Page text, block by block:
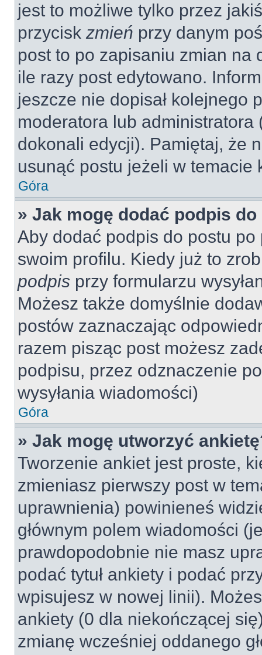
jest to możliwe tylko przez
przycisk zmień przy danym
post to po zapisaniu zmian na
ile razy post edytowano.
jeszcze nie dopisał kolejnego
moderatora lub
dokonali edycji). Pamiętaj, że
usunąć postu jeżeli w temacie
Góra
» Jak mogę dodać podpis
Aby dodać podpis do postu
swoim profilu. Kiedy już to
podpis przy formularzu
Możesz także domyślnie
postów zaznaczając
razem pisząc post możesz
podpisu, przez odznaczenie
wysyłania wiadomości)
Góra
» Jak mogę utworzyć
Tworzenie ankiet jest proste,
zmieniasz pierwszy post w
uprawnienia) powinieneś
głównym polem wiadomości
prawdopodobnie nie masz
podać tytuł ankiety i podać
wpisujesz w nowej linii).
ankiety (0 dla niekończącej
zmianę wcześniej oddanego